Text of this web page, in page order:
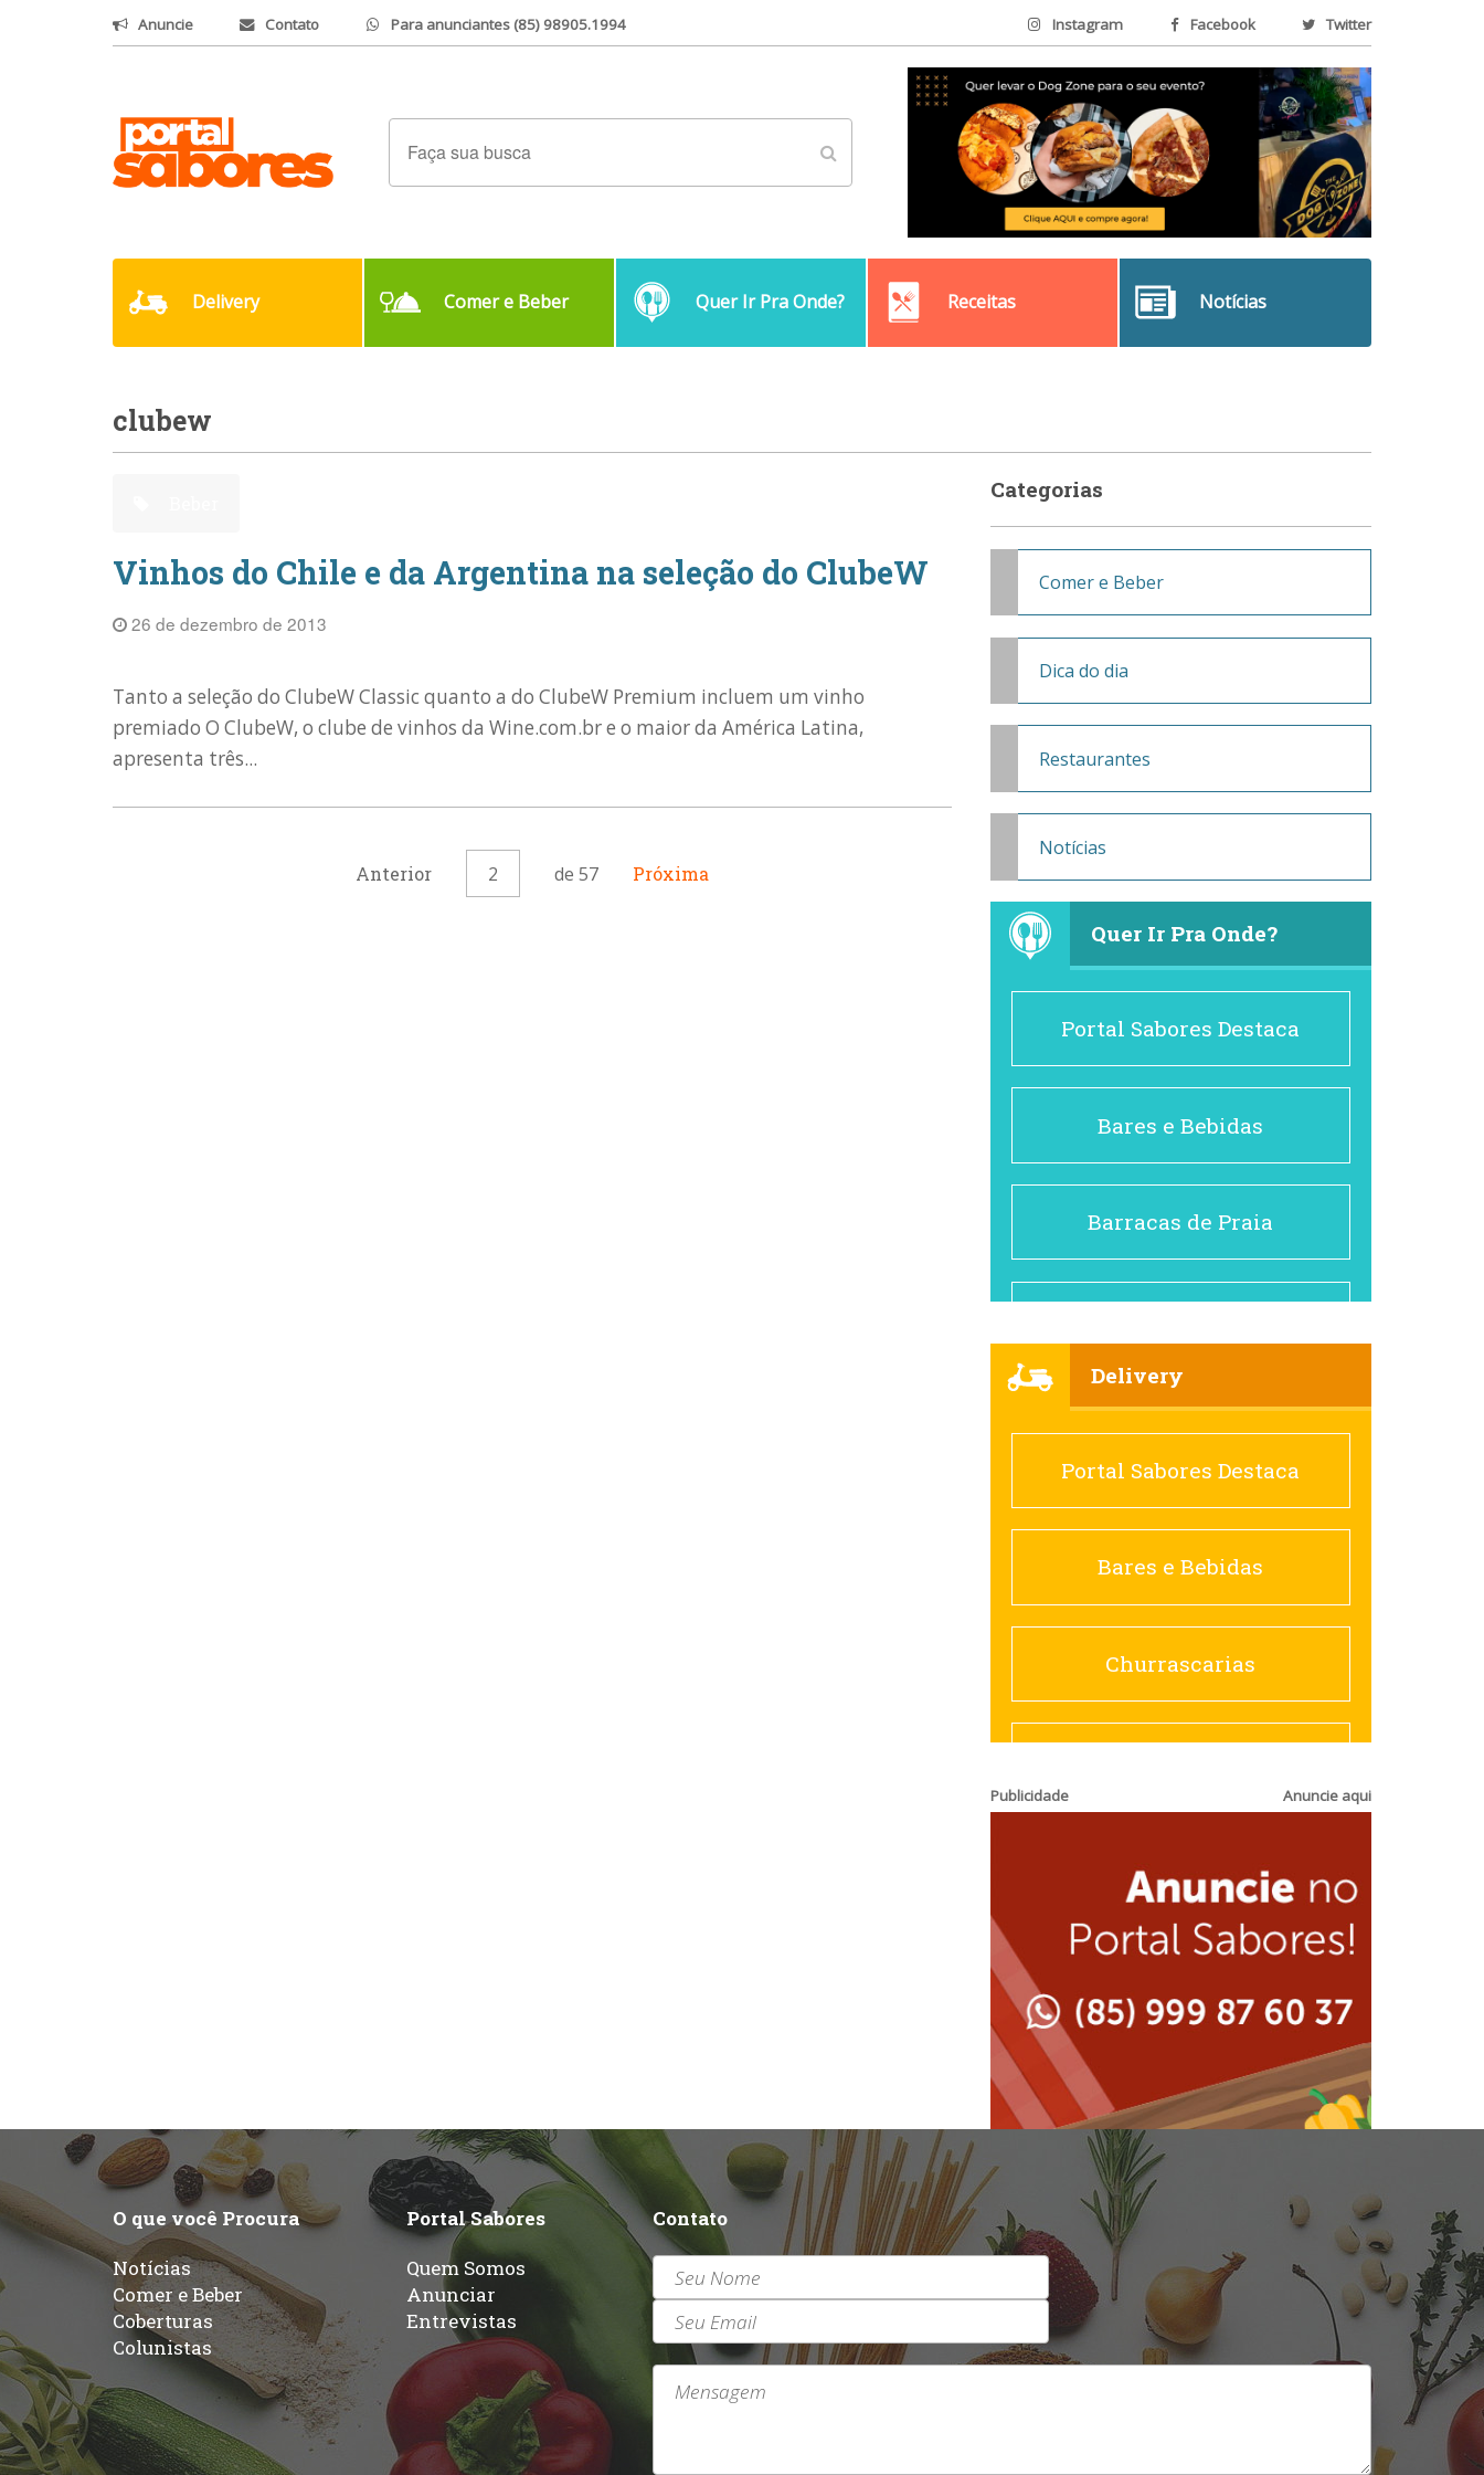
Anuncie Contato Para anunciantes (85) 98905.1994 Instagram Facebook Twitter
Delivery Comer e Beber Quer Ir Pra Onde? Receitas Notícias
clubew
Vinhos do Chile e da Argentina na seleção do ClubeW
26 de dezembro de 2013
Tanto a seleção do ClubeW Classic quanto a do ClubeW Premium incluem um vinho
premiado O ClubeW, o clube de vinhos da Wine.com.br e o maior da América Latina,
apresenta três...
Anterior 2 de 57 Próxima
Categorias
Comer e Beber
Dica do dia
Restaurantes
Notícias
Quer Ir Pra Onde?
Portal Sabores Destaca
Bares e Bebidas
Barracas de Praia
Cafés
Churrascarias
Comida saudável
Contemporânea
Espanhola
Francesa
Hamburguerias e
Sanduicherias
Internacional
Japonesa e Oriental
Delivery
Portal Sabores Destaca
Bares e Bebidas
Churrascarias
Sanduicherias
Lanchonetes
Massas
Padarias e Confeitarias
Peixes e Frutos do Mar
Pizzarias
Publicidade Anuncie aqui
O que você Procura
Notícias
Comer e Beber
Coberturas
Colunistas
Portal Sabores
Quem Somos
Anunciar
Entrevistas
Contato